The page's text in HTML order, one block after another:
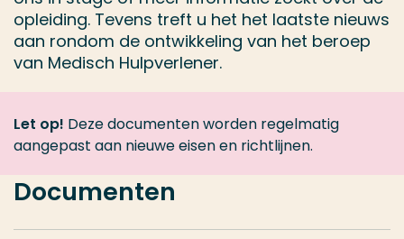
opleiding. Tevens treft u het het laatste nieuws
aan rondom de ontwikkeling van het beroep
van Medisch Hulpverlener.
Let op! Deze documenten worden regelmatig
aangepast aan nieuwe eisen en richtlijnen.
Documenten